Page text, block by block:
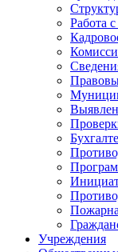
Работа
Учреждения